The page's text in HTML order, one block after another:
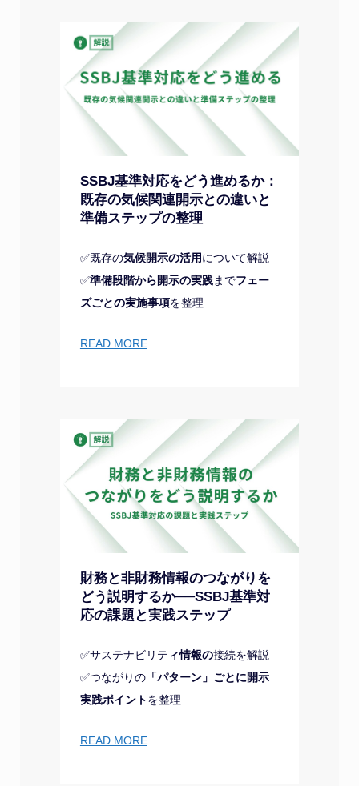
SSBJ基準対応をどう進めるか：
既存の気候関連開示との違いと
準備ステップの整理
✅既存の気候開示の活用について解説
✅準備段階から開示の実践までフェー
ズごとの実施事項を整理
READ MORE
財務と非財務情報のつながりを
どう説明するか──SSBJ基準対
応の課題と実践ステップ
✅サステナビリティ情報の接続を解説
✅つながりの「パターン」ごとに開示
実践ポイントを整理
READ MORE